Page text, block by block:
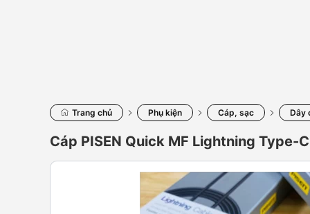
Trang chủ Phụ kiện Cáp, sạc Dây
Cáp PISEN Quick MF Lightning Type-